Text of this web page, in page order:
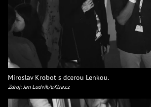
Miroslav Krobot s dcerou Lenkou.
Zdroj: Jan Ludvík/eXtra.cz